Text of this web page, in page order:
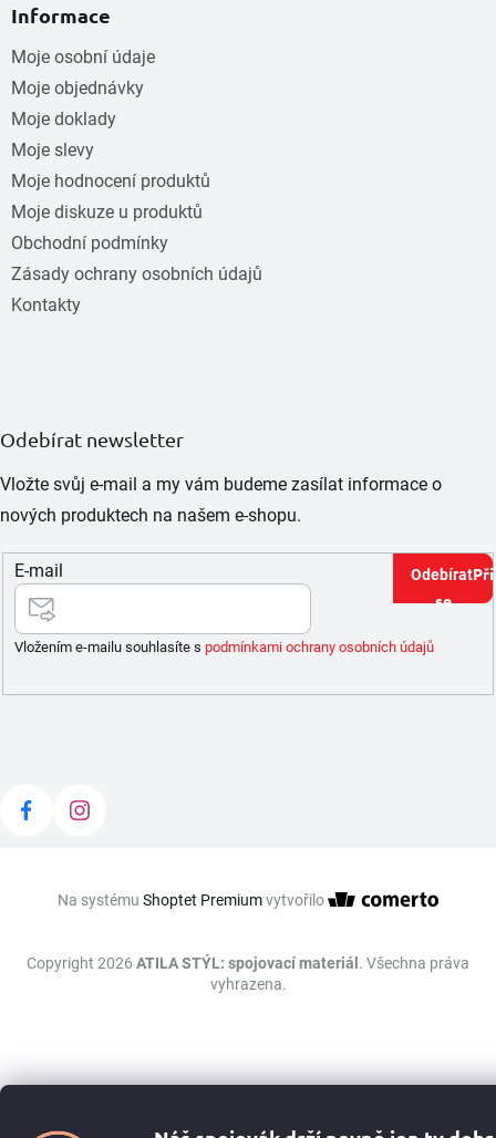
Informace
Moje osobní údaje
Moje objednávky
Moje doklady
Moje slevy
Moje hodnocení produktů
Moje diskuze u produktů
Obchodní podmínky
Zásady ochrany osobních údajů
Kontakty
Odebírat newsletter
Vložte svůj e-mail a my vám budeme zasílat informace o
nových produktech na našem e-shopu.
E-mail
Vložením e-mailu souhlasíte s podmínkami ochrany osobních údajů
se
Na systému Shoptet Premiumvytvořilo
Copyright 2026 ATILA STÝL: spojovací materiál . Všechna práva
vyhrazena.